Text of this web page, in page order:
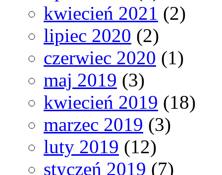
kwiecień 2021 (2)
lipiec 2020 (2)
czerwiec 2020 (1)
maj 2019 (3)
kwiecień 2019 (18)
marzec 2019 (3)
luty 2019 (12)
styczeń 2019 (7)